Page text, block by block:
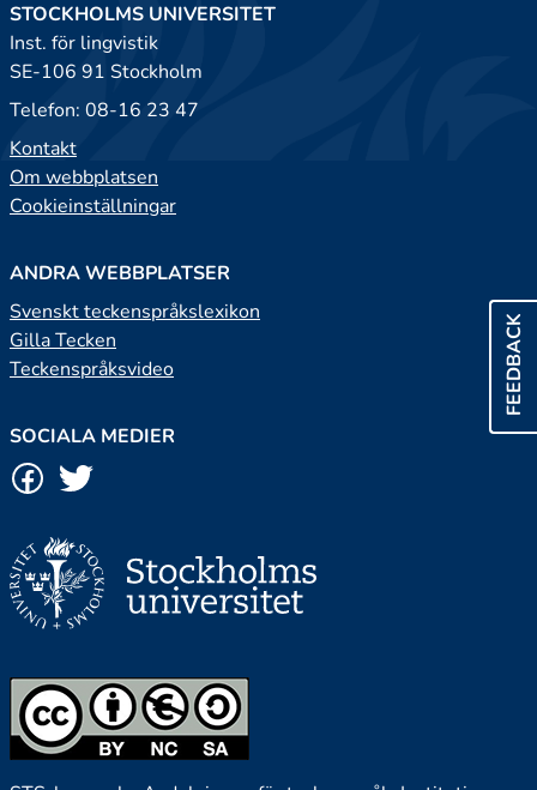
FEEDBACK
STOCKHOLMS UNIVERSITET
Inst. för lingvistik
SE-106 91 Stockholm
Telefon: 08-16 23 47
Kontakt
Om webbplatsen
Cookieinställningar
ANDRA WEBBPLATSER
Svenskt teckenspråkslexikon
Gilla Tecken
Teckenspråksvideo
SOCIALA MEDIER